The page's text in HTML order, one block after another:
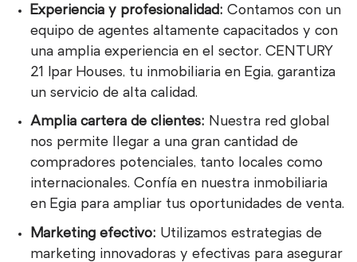
Experiencia y profesionalidad: Contamos con un
equipo de agentes altamente capacitados y con
una amplia experiencia en el sector. CENTURY
21 Ipar Houses, tu inmobiliaria en Egia, garantiza
un servicio de alta calidad.
Amplia cartera de clientes: Nuestra red global
nos permite llegar a una gran cantidad de
compradores potenciales, tanto locales como
internacionales. Confía en nuestra inmobiliaria
en Egia para ampliar tus oportunidades de venta.
Marketing efectivo: Utilizamos estrategias de
marketing innovadoras y efectivas para asegurar